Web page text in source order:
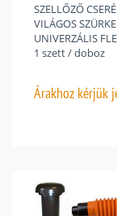
SZELLŐZŐ
VILÁGOS SZÜRKE
UNIVERZÁLIS
1 szett / doboz
Árakhoz kérjük